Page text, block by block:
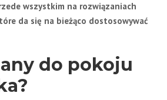
wszystkim na rozwiązaniach
da się na bieżąco dostosowywać
do pokoju